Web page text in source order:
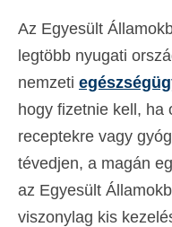
Az Egyesült
legtöbb nyugati
nemzeti
hogy fizetnie kell, ha
receptekre vagy
tévedjen, a magán
az Egyesült
viszonylag kis